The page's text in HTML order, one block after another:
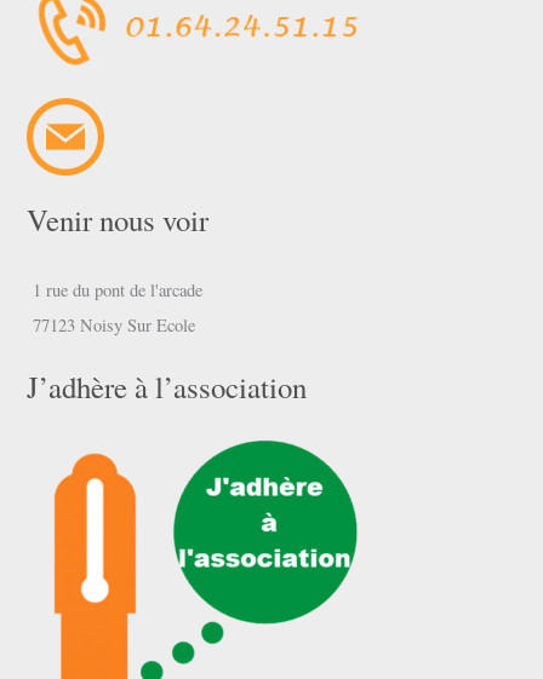
Venir nous voir
1 rue du pont de l'arcade
77123 Noisy Sur Ecole
J’adhère à l’association